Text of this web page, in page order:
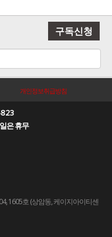
구독신청
개인정보취급방침
은 휴무
1605호 (상암동, 케이지아이티센